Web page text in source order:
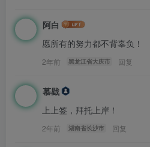
yyds）
此处内容已隐藏，请评
中国石油大学830的考研交流q群
定期上传复习文件与各种资料，
阿白
愿所有的努力都不背辜负！
2年前 黑龙江省大庆市 回复
慕戥
上上签，拜托上岸！
2年前 湖南省长沙市 回复